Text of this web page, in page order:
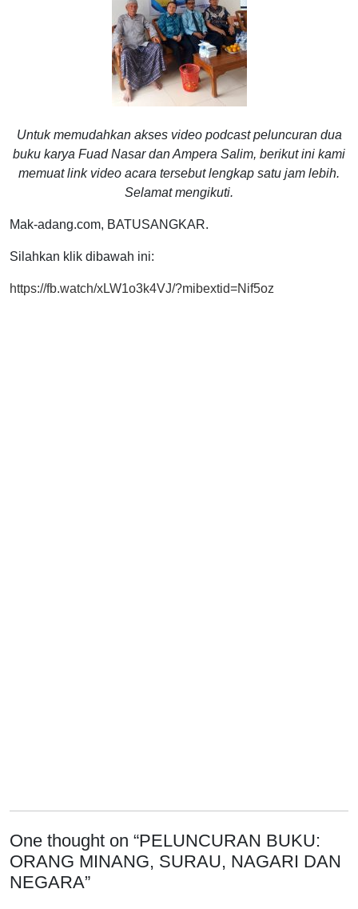
Untuk memudahkan akses video podcast peluncuran dua
buku karya Fuad Nasar dan Ampera Salim, berikut ini kami
memuat link video acara tersebut lengkap satu jam lebih.
Selamat mengikuti.
Mak-adang.com, BATUSANGKAR.
Silahkan klik dibawah ini:
https://fb.watch/xLW1o3k4VJ/?mibextid=Nif5oz
One thought on “PELUNCURAN BUKU:
ORANG MINANG, SURAU, NAGARI DAN
NEGARA”